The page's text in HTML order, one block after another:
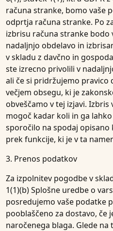
računa stranke, bomo vaše
odprtja računa stranke. Po
izbrisu računa stranke bodo
nadaljnjo obdelavo in
v skladu z davčno in
ste izrecno privolili v
ali če si pridržujemo pravico
večjem obsegu, ki je
obveščamo v tej izjavi.
mogoč kadar koli in ga
sporočilo na spodaj
prek funkcije, ki je v ta
3. Prenos podatkov
Za izpolnitev pogodbe v
1(1)(b) Splošne uredbe o
posredujemo vaše podatke
pooblaščeno za dostavo, če
naročenega blaga. Glede